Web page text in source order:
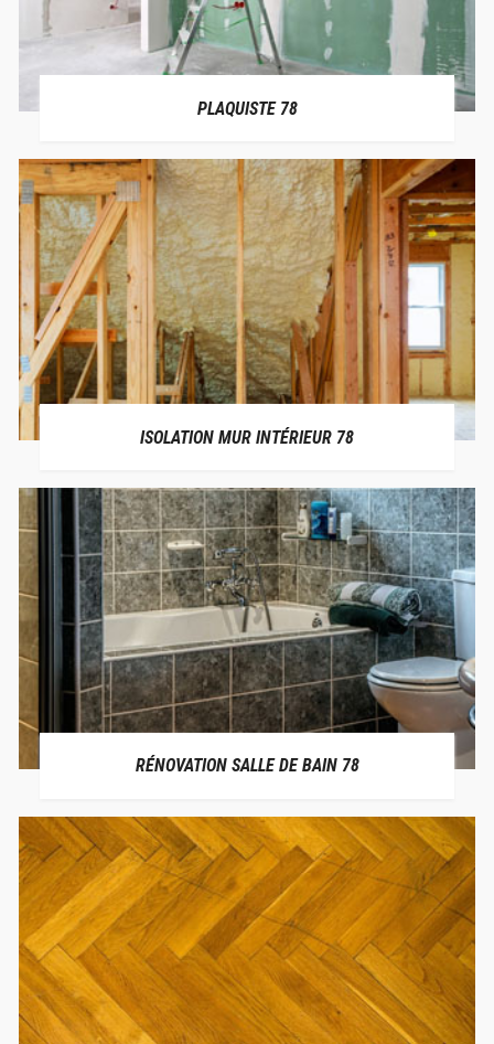
PLAQUISTE 78
ISOLATION MUR INTÉRIEUR 78
RÉNOVATION SALLE DE BAIN 78